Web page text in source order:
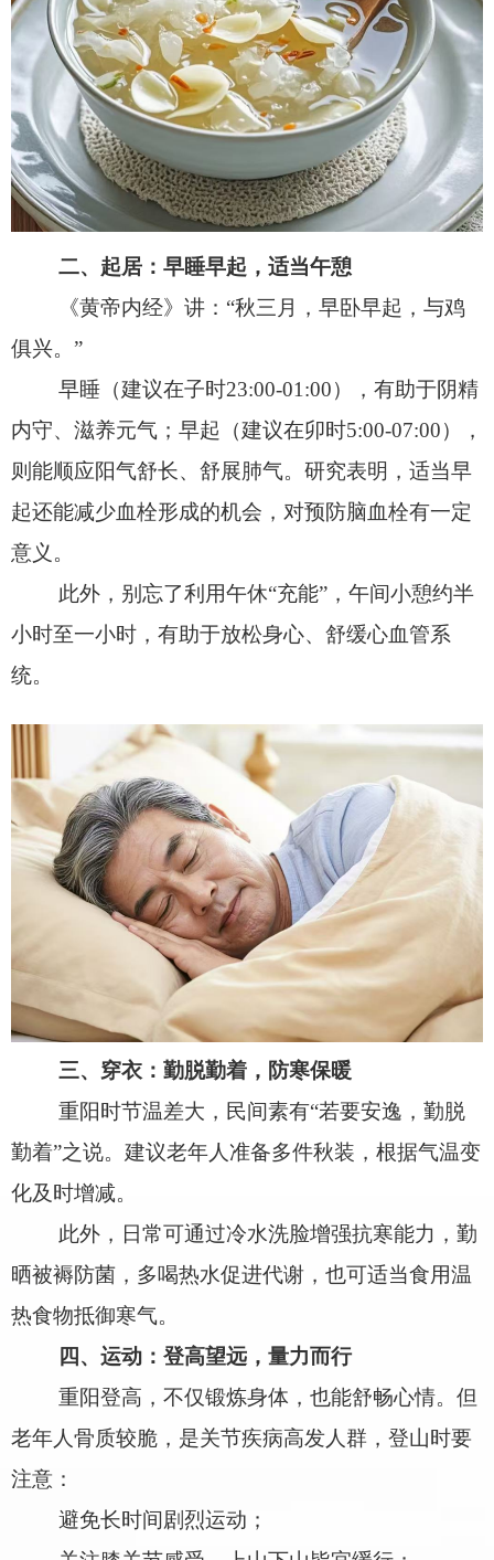
二、起居：早睡早起，适当午憩
《黄帝内经》讲： “秋三月，早卧早起，与鸡
俱兴。 ”
早睡（建议在子时23:00-01:00）
，有助于阴精
内守、 滋养元气 ；早起 （建议在卯时5:00-07:00）
，
则能顺应阳气舒长、 舒展肺气。 研究表明， 适当早
起还能减少血栓形成的机会，对预防脑血栓有一定
意义。
此外，别忘了利用午休“充能”，午间小憩约半
小时至一小时，有助于放松身心、 舒缓心血管系
统。
三、穿衣：勤脱勤着，防寒保暖
重阳时节温差大，民间素有“若要安逸，勤脱
勤着”之说。建议老年人准备多件秋装，根据气温变
化及时增减。
此外，日常可通过冷水洗脸增强抗寒能力，勤
晒被褥防菌，多喝热水促进代谢，也可适当食用温
热食物抵御寒气。
四、运动：登高望远，量力而行
重阳登高，不仅锻炼身体，也能舒畅心情。但
老年人骨质较脆，是关节疾病高发人群，登山时要
注意：
避免长时间剧烈运动；